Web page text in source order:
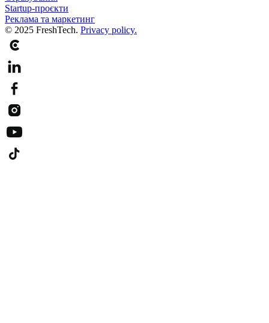
Startup-проєкти
Реклама та маркетинг
© 2025 FreshTech. Privacy policy.